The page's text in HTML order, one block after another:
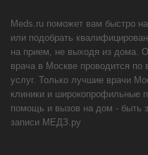
Meds.ru поможет вам быстро
или подобрать
на прием, не выходя из дома.
врача в Москве проводится
услуг. Только лучшие врачи
клиники и широкопрофильные
помощь и вызов на дом - быть
записи МЕДЗ.ру